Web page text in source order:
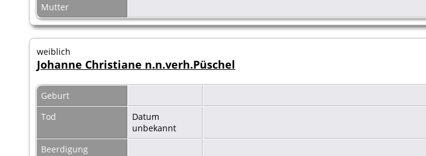
Mutter
weiblich
Johanne Christiane n.n.verh.Püschel
Geburt
Tod
Datum
unbekannt
Beerdigung